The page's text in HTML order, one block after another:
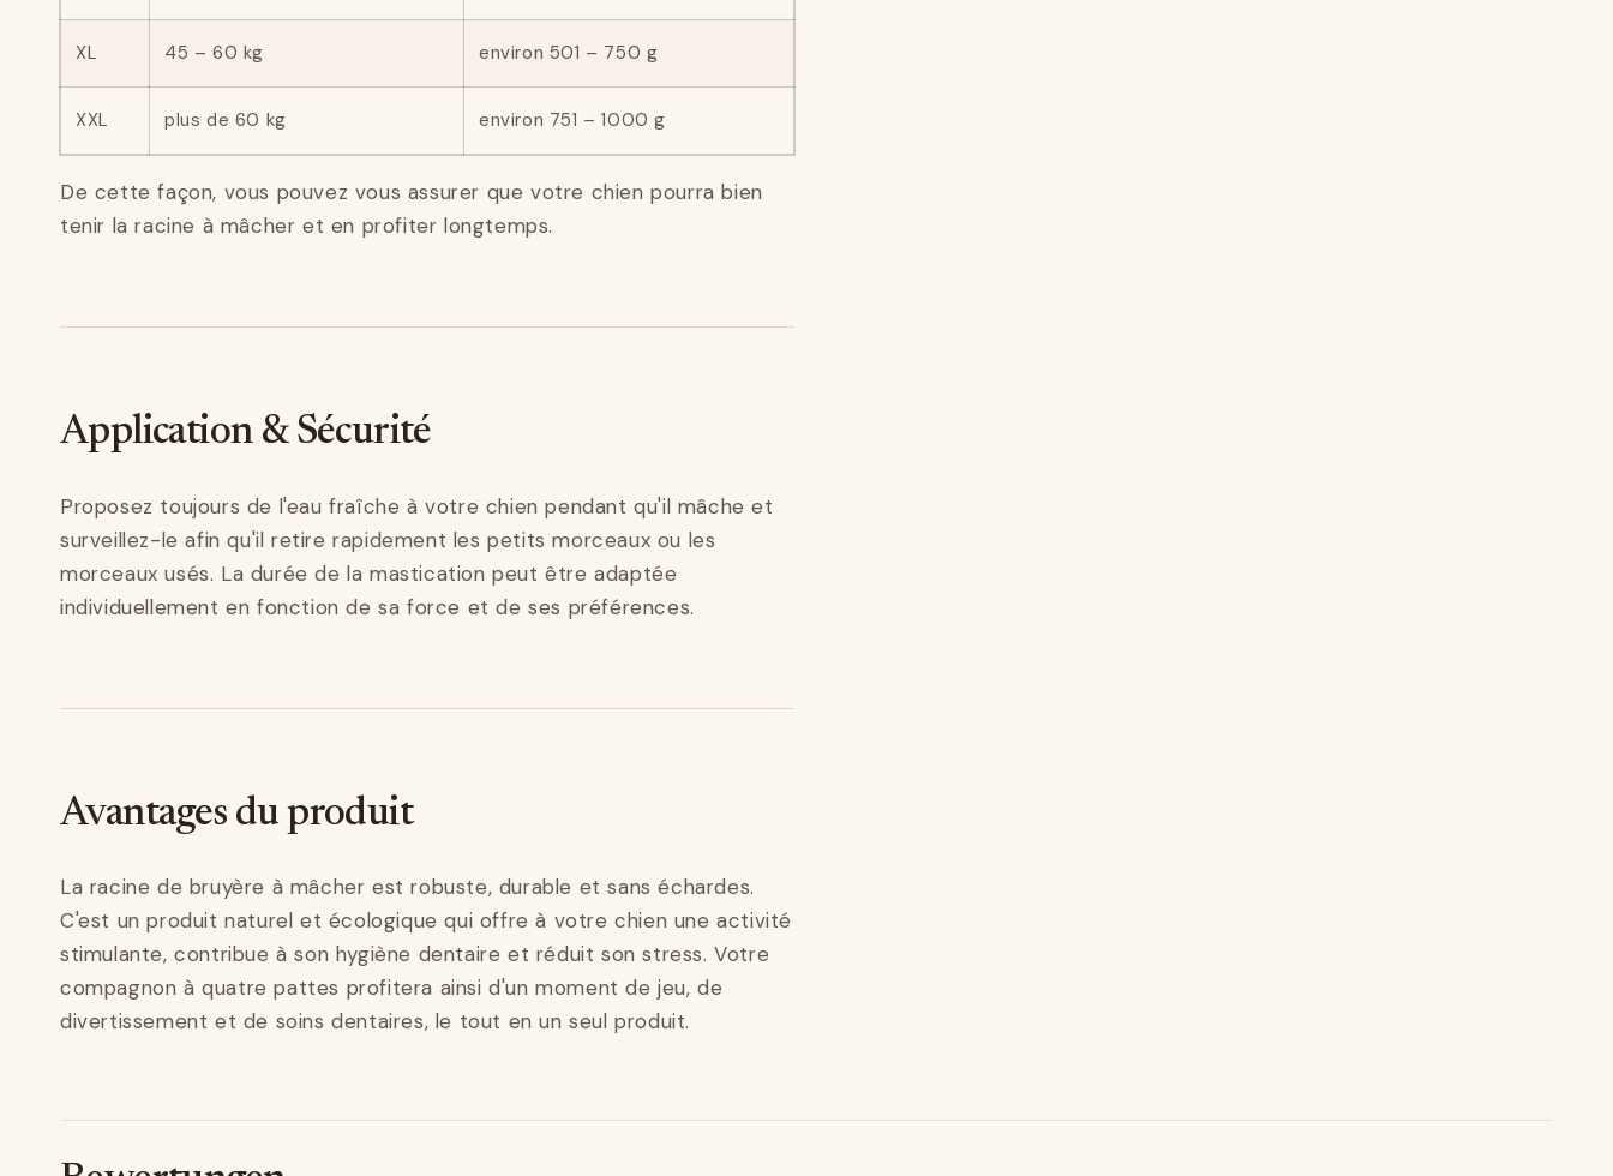
XL 45 – 60 kg environ 501 – 750 g
XXL plus de 60 kg environ 751 – 1000 g
De cette façon, vous pouvez vous assurer que votre chien pourra bien
tenir la racine à mâcher et en profiter longtemps.
Application & Sécurité
Proposez toujours de l'eau fraîche à votre chien pendant qu'il mâche et
surveillez-le afin qu'il retire rapidement les petits morceaux ou les
morceaux usés. La durée de la mastication peut être adaptée
individuellement en fonction de sa force et de ses préférences.
Avantages du produit
La racine de bruyère à mâcher est robuste, durable et sans échardes.
C'est un produit naturel et écologique qui offre à votre chien une activité
stimulante, contribue à son hygiène dentaire et réduit son stress. Votre
compagnon à quatre pattes profitera ainsi d'un moment de jeu, de
divertissement et de soins dentaires, le tout en un seul produit.